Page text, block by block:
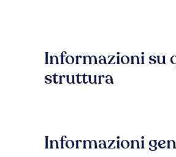
Informazioni su
struttura
Informazioni